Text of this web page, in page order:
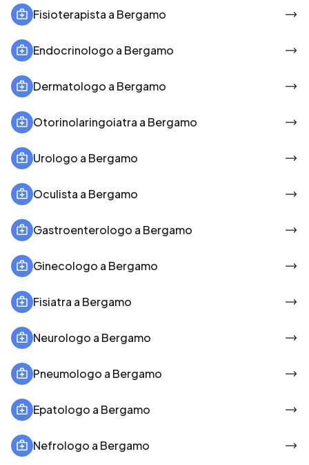
Fisioterapista a Bergamo
Endocrinologo a Bergamo
Dermatologo a Bergamo
Otorinolaringoiatra a Bergamo
Urologo a Bergamo
Oculista a Bergamo
Gastroenterologo a Bergamo
Ginecologo a Bergamo
Fisiatra a Bergamo
Neurologo a Bergamo
Pneumologo a Bergamo
Epatologo a Bergamo
Nefrologo a Bergamo